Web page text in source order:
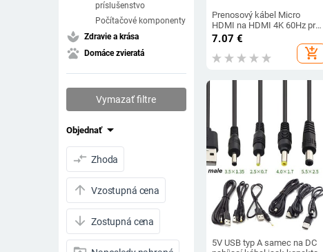
príslušenstvo
Počítačové komponenty
spa Zdravie a krása
pets Domáce zvieratá
Vymazať filtre
Objednaťarrow_drop_down
compare_arrows Zhoda
arrow_upward Vzostupná cena
arrow_downward Zostupná cena
Prenosový kábel Micro
HDMI na HDMI 4K 60Hz pre
Raspberry Pi 5/Pi 4 Hero 7 6
A6000, kameru HDTV 15 cm
7.07 €
add_shopping_cart
5V USB typ A samec na DC